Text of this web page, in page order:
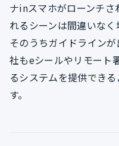
ナinスマホがローンチさ
れるシーンは間違いなく
そのうちガイドライン
社もeシールやリモート
るシステムを提供でき
す。